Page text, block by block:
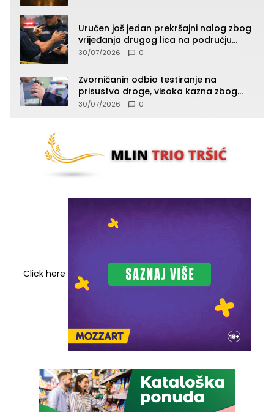
Uručen još jedan prekršajni nalog zbog
vrijeđanja drugog lica na području
Zvornika
30/07/2026 0
Zvorničanin odbio testiranje na
prisustvo droge, visoka kazna zbog
kršenja Zakona o osnovama
30/07/2026 0
Click here